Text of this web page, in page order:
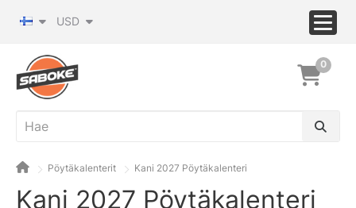
USD
0
Pöytäkalenterit Kani 2027 Pöytäkalenteri
Kani 2027 Pöytäkalenteri